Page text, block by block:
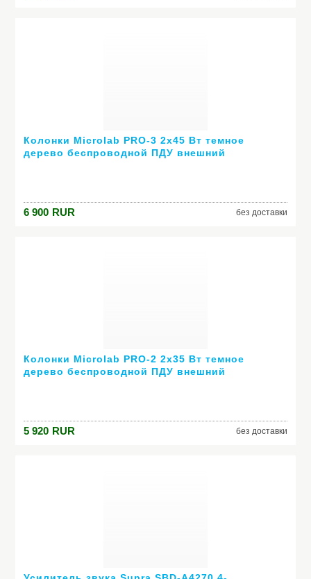
Колонки Microlab PRO-3 2х45 Вт темное
дерево беспроводной ПДУ внешний
6 900 RUR без доставки
Колонки Microlab PRO-2 2х35 Вт темное
дерево беспроводной ПДУ внешний
5 920 RUR без доставки